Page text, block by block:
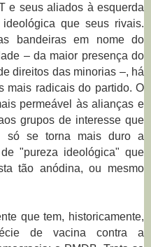
e seus aliados à esquerda
que seus rivais.
bandeiras em nome do
– da maior presença do
direitos das minorias –, há
mais radicais do partido. O
permeável às alianças e
grupos de interesse que
só se torna mais duro a
"pureza ideológica" que
tão anódina, ou mesmo
que tem, historicamente,
de vacina contra a